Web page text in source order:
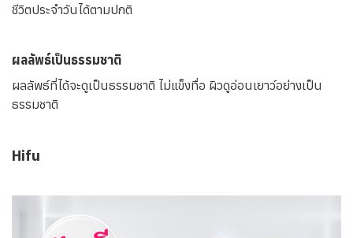
ชีวิตประจำวันได้ตามปกติ
ผลลัพธ์เป็นธรรมชาติ
ผลลัพธ์ที่ได้จะดูเป็นธรรมชาติ ไม่แข็งทื่อ ผิวดูอ่อนเยาว์อย่างเป็น
ธรรมชาติ
Hifu